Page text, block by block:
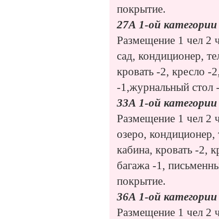
покрытие.
27А 1-ой категории
Размещение 1 чел 2
сад, кондиционер,
кровать -2, кресло -
-1,журнальный стол
33А 1-ой категории
Размещение 1 чел 2
озеро,
кабина, кровать -2,
багажа -1,
покрытие.
36А 1-ой категории
Размещение 1 чел 2